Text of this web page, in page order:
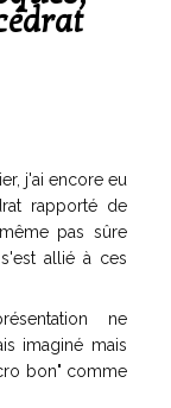
j'ai encore eu
rapporté de
pas sûre
allié à ces
ne
imaginé mais
bon" comme